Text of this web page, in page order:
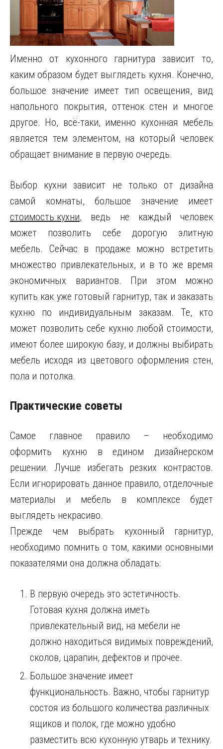
Именно от кухонного гарнитура зависит то,
каким образом будет выглядеть кухня. Конечно,
большое значение имеет тип освещения, вид
напольного покрытия, оттенок стен и многое
другое. Но, всё-таки, именно кухонная мебель
является тем элементом, на который человек
обращает внимание в первую очередь.
Выбор кухни зависит не только от дизайна
самой комнаты, большое значение имеет
стоимость кухни, ведь не каждый человек
может позволить себе дорогую элитную
мебель. Сейчас в продаже можно встретить
множество привлекательных, и в то же время
экономичных вариантов. При этом можно
купить как уже готовый гарнитур, так и заказать
кухню по индивидуальным заказам. Те, кто
может позволить себе кухню любой стоимости,
имеют более широкую базу, и должны выбирать
мебель исходя из цветового оформления стен,
пола и потолка.
Практические советы
Самое главное правило – необходимо
оформить кухню в едином дизайнерском
решении. Лучше избегать резких контрастов.
Если игнорировать данное правило, отделочные
материалы и мебель в комплексе будет
выглядеть некрасиво.
Прежде чем выбрать кухонный гарнитур,
необходимо помнить о том, какими основными
показателями она должна обладать:
В первую очередь это эстетичность.
Готовая кухня должна иметь
привлекательный вид, на мебели не
должно находиться видимых повреждений,
сколов, царапин, дефектов и прочее.
Большое значение имеет
функциональность. Важно, чтобы гарнитур
состоя из большого количества различных
ящиков и полок, где можно удобно
разместить всю кухонную утварь и технику.